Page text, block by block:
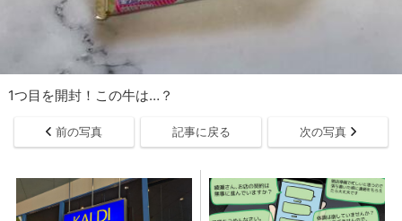
1つ目を開封！この牛は…？
前の写真 記事に戻る 次の写真